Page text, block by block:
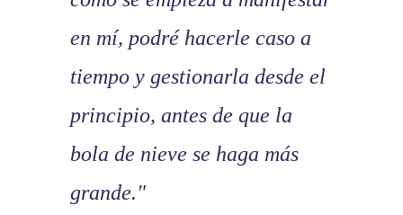
en mí, podré hacerle caso a
tiempo y gestionarla desde el
principio, antes de que la
bola de nieve se haga más
grande."